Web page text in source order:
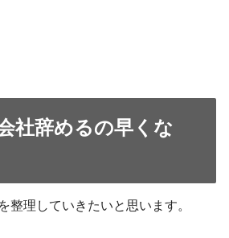
社辞めるの早くな
整理していきたいと思います。